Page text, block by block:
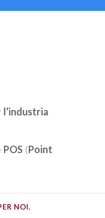
l’industria
POS (Point
NOI.